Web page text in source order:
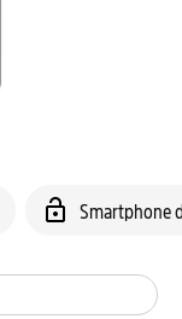
Smartphone